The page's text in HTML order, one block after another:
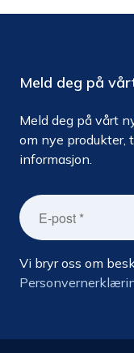
Meld deg på
Meld deg på vårt
om nye produkter,
informasjon.
Vi bryr oss om